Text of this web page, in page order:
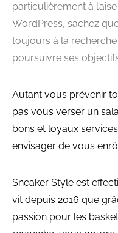
particulièrement à
WordPress, sachez
toujours à la
poursuivre ses
Autant vous prévenir
pas vous verser un
bons et loyaux
envisager de vous
Sneaker Style est
vit depuis 2016 que
passion pour les